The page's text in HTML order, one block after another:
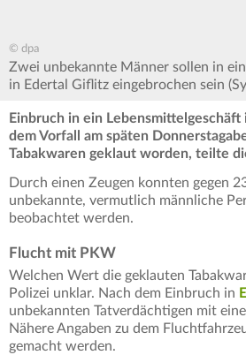
© dpa
Zwei unbekannte Männer sollen in
in Edertal Giflitz eingebrochen sein
Einbruch in ein
dem Vorfall am späten
Tabakwaren geklaut worden, teilte
Durch einen Zeugen konnten gegen
unbekannte, vermutlich männliche
beobachtet werden.
Flucht mit PKW
Welchen Wert die geklauten
Polizei unklar. Nach dem Einbruch in
unbekannten Tatverdächtigen mit
Nähere Angaben zu dem
gemacht werden.